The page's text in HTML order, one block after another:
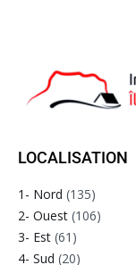
LOCALISATION
1- Nord (135)
2- Ouest (106)
3- Est (61)
4- Sud (20)